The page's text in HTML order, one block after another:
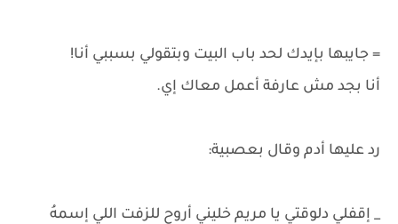
= جايبها بإيدك لحد باب البيت وبتقولي بسببي أنا!
أنا بجد مش عارفة أعمل معاك إي.
رد عليها أدم وقال بعصبية:
_ إقفلي دلوقتي يا مريم خليني أروح للزفت اللي إسمهُ